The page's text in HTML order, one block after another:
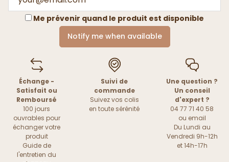
Me prévenir quand le produit est disponible
Notify me when available
Échange -
Satisfait ou
Remboursé
100 jours
ouvrables pour
échanger votre
produit
Guide de
l'entretien du
Suivi de
commande
Suivez vos colis
en toute sérénité
Une question ?
Un conseil
d'expert ?
04 77 71 40 58
ou email
Du Lundi au
Vendredi 9h-12h
et 14h-17h